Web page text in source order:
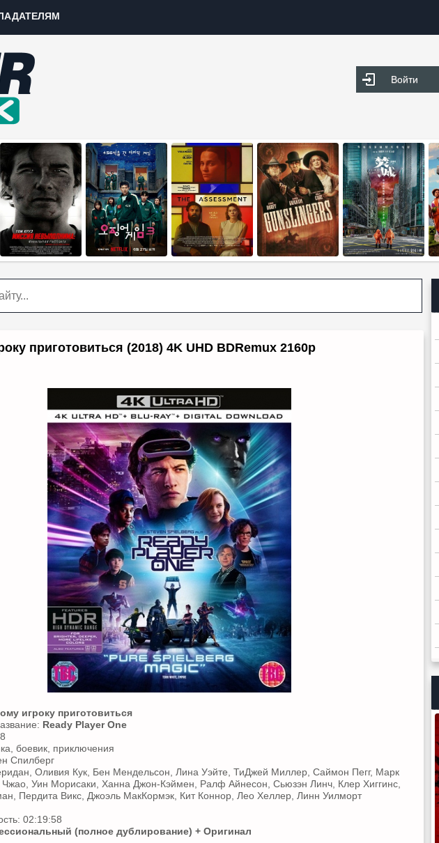
Войти
приготовиться (2018) 4K UHD BDRemux 2160p
игроку приготовиться
Ready Player One
боевик, приключения
Спилберг
Оливия Кук, Бен Мендельсон, Лина Уэйте, ТиДжей Миллер, Саймон Пегг, Марк
Уин Морисаки, Ханна Джон-Кэймен, Ралф Айнесон, Сьюзэн Линч, Клер Хиггинс,
Пердита Викс, Джоэль МакКормэк, Кит Коннор, Лео Хеллер, Линн Уилморт
02:19:58
(полное дублирование) + Оригинал